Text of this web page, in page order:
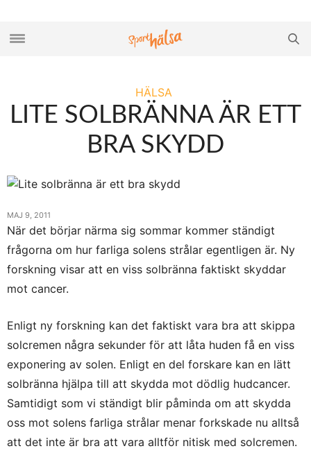
HÄLSA
LITE SOLBRÄNNA ÄR ETT
BRA SKYDD
MAJ 9, 2011
När det börjar närma sig sommar kommer ständigt
frågorna om hur farliga solens strålar egentligen är. Ny
forskning visar att en viss solbränna faktiskt skyddar
mot cancer.
Enligt ny forskning kan det faktiskt vara bra att skippa
solcremen några sekunder för att låta huden få en viss
exponering av solen. Enligt en del forskare kan en lätt
solbränna hjälpa till att skydda mot dödlig hudcancer.
Samtidigt som vi ständigt blir påminda om att skydda
oss mot solens farliga strålar menar forkskade nu alltså
att det inte är bra att vara alltför nitisk med solcremen.